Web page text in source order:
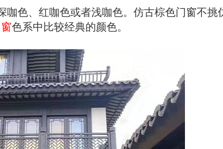
色、红咖色或者浅咖色。仿古棕色门窗不挑
色系中比较经典的颜色。